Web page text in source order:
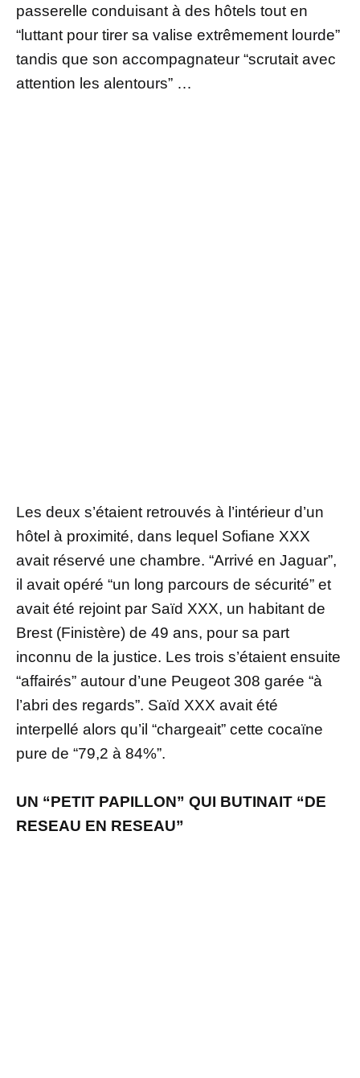
passerelle conduisant à des hôtels tout en
“luttant pour tirer sa valise extrêmement lourde”
tandis que son accompagnateur “scrutait avec
attention les alentours” …
Les deux s’étaient retrouvés à l’intérieur d’un
hôtel à proximité, dans lequel Sofiane XXX
avait réservé une chambre. “Arrivé en Jaguar”,
il avait opéré “un long parcours de sécurité” et
avait été rejoint par Saïd XXX, un habitant de
Brest (Finistère) de 49 ans, pour sa part
inconnu de la justice. Les trois s’étaient ensuite
“affairés” autour d’une Peugeot 308 garée “à
l’abri des regards”. Saïd XXX avait été
interpellé alors qu’il “chargeait” cette cocaïne
pure de “79,2 à 84%”.
UN “PETIT PAPILLON” QUI BUTINAIT “DE
RESEAU EN RESEAU”